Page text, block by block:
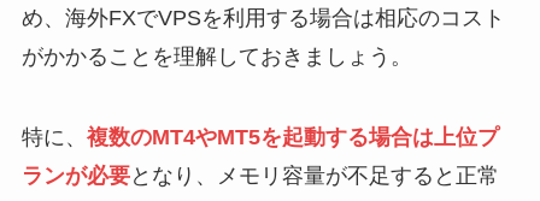
め、海外FXでVPSを利用する場合は相応のコスト
がかかることを理解しておきましょう。
特に、 複数のMT4やMT5を起動する場合は上位プ
ランが必要となり、メモリ容量が不足すると正常